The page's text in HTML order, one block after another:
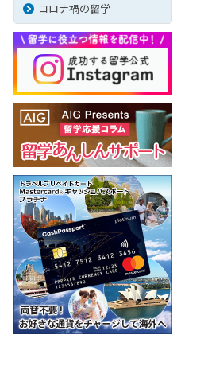
コロナ禍の留学